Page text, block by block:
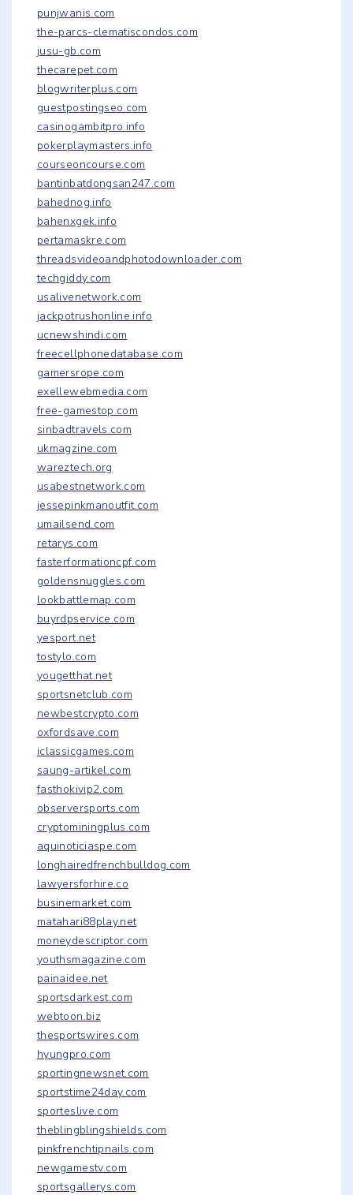
punjwanis.com
the-parcs-clematiscondos.com
jusu-gb.com
thecarepet.com
blogwriterplus.com
guestpostingseo.com
casinogambitpro.info
pokerplaymasters.info
courseoncourse.com
bantinbatdongsan247.com
bahednog.info
bahenxgek.info
pertamaskre.com
threadsvideoandphotodownloader.com
techgiddy.com
usalivenetwork.com
jackpotrushonline.info
ucnewshindi.com
freecellphonedatabase.com
gamersrope.com
exellewebmedia.com
free-gamestop.com
sinbadtravels.com
ukmagzine.com
wareztech.org
usabestnetwork.com
jessepinkmanoutfit.com
umailsend.com
retarys.com
fasterformationcpf.com
goldensnuggles.com
lookbattlemap.com
buyrdpservice.com
yesport.net
tostylo.com
yougetthat.net
sportsnetclub.com
newbestcrypto.com
oxfordsave.com
iclassicgames.com
saung-artikel.com
fasthokivip2.com
observersports.com
cryptominingplus.com
aquinoticiaspe.com
longhairedfrenchbulldog.com
lawyersforhire.co
businemarket.com
matahari88play.net
moneydescriptor.com
youthsmagazine.com
painaidee.net
sportsdarkest.com
webtoon.biz
thesportswires.com
hyungpro.com
sportingnewsnet.com
sportstime24day.com
sporteslive.com
theblingblingshields.com
pinkfrenchtipnails.com
newgamestv.com
sportsgallerys.com